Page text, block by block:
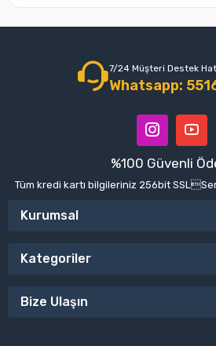
7/24 Müşteri Destek
Whatsapp:
%100 Güvenli
Tüm kredi kartı bilgileriniz 256bit
Kurumsal
Kategoriler
Bize Ulaşın